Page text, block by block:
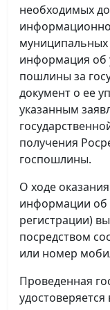
необходимых
муниципальных
информация об
пошлины за
документ о ее
указанным
получения
госпошлины.
О ходе
информации об
регистрации)
посредством
или номер
Проведенная